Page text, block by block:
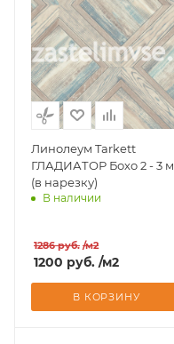
Линолеум Tarkett
ГЛАДИАТОР Бохо 2 - 3 м
(в нарезку)
В наличии
1286 руб. /м2
1200 руб. /м2
В КОРЗИНУ